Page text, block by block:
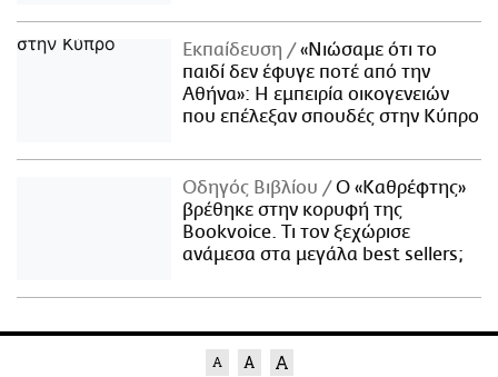
Εκπαίδευση
«Νιώσαμε ότι το
παιδί δεν έφυγε ποτέ από την
Αθήνα»: Η εμπειρία οικογενειών
που επέλεξαν σπουδές στην Κύπρο
Οδηγός Βιβλίου
Ο «Καθρέφτης»
βρέθηκε στην κορυφή της
Bookvoice. Τι τον ξεχώρισε
ανάμεσα στα μεγάλα best sellers;